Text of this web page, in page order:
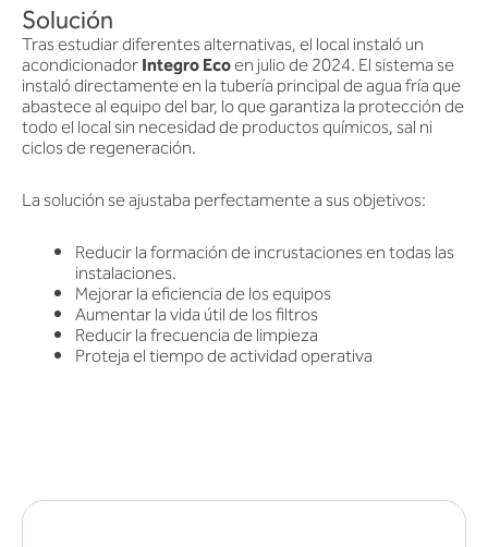
Solución
Tras estudiar diferentes alternativas, el local instaló un
acondicionadorIntegro Ecoen julio de 2024. El sistema se
instaló directamente en la tubería principal de agua fría que
abastece al equipo del bar, lo que garantiza la protección de
todo el local sin necesidad de productos químicos, sal ni
ciclos de regeneración.
La solución se ajustaba perfectamente a sus objetivos:
Reducir la formación de incrustaciones en todas las
instalaciones.
Mejorar la eficiencia de los equipos
Aumentar la vida útil de los filtros
Reducir la frecuencia de limpieza
Proteja el tiempo de actividad operativa